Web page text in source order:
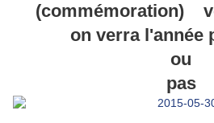
(commémoration)
on verra l'année
ou
pas